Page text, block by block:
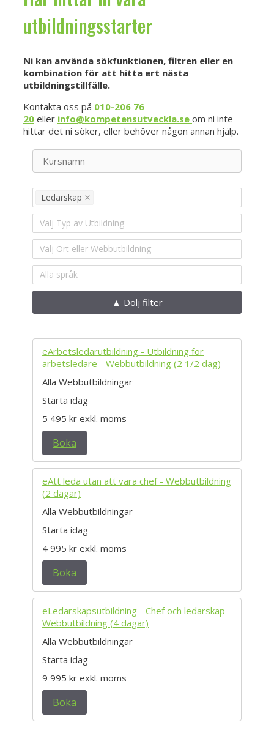
utbildningsstarter
Ni kan använda sökfunktionen, filtren eller en
kombination för att hitta ert nästa
utbildningstillfälle.
Kontakta oss på 010-206 76
20 eller info@kompetensutveckla.se om ni inte
hittar det ni söker, eller behöver någon annan hjälp.
Ledarskap
Välj Typ av Utbildning
Välj Ort eller Webbutbildning
Alla språk
▲ Dölj filter
eArbetsledarutbildning - Utbildning för
arbetsledare - Webbutbildning (2 1/2 dag)
Alla Webbutbildningar
Starta idag
5 495 kr exkl. moms
Boka
eAtt leda utan att vara chef - Webbutbildning
(2 dagar)
Alla Webbutbildningar
Starta idag
4 995 kr exkl. moms
Boka
eLedarskapsutbildning - Chef och ledarskap -
Webbutbildning (4 dagar)
Alla Webbutbildningar
Starta idag
9 995 kr exkl. moms
Boka